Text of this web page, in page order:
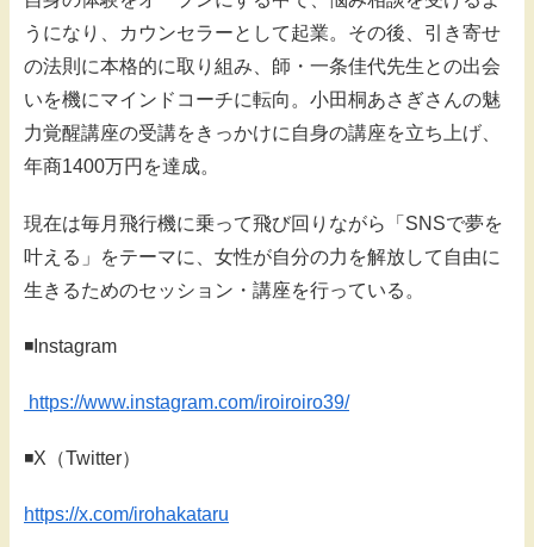
うになり、カウンセラーとして起業。その後、引き寄せ
の法則に本格的に取り組み、師・一条佳代先生との出会
いを機にマインドコーチに転向。小田桐あさぎさんの魅
力覚醒講座の受講をきっかけに自身の講座を立ち上げ、
年商1400万円を達成。
現在は毎月飛行機に乗って飛び回りながら「SNSで夢を
叶える」をテーマに、女性が自分の力を解放して自由に
生きるためのセッション・講座を行っている。
◾️Instagram
https://www.instagram.com/iroiroiro39/
◾️X（Twitter）
https://x.com/irohakataru